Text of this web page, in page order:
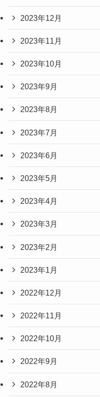
2023年12月
2023年11月
2023年10月
2023年9月
2023年8月
2023年7月
2023年6月
2023年5月
2023年4月
2023年3月
2023年2月
2023年1月
2022年12月
2022年11月
2022年10月
2022年9月
2022年8月